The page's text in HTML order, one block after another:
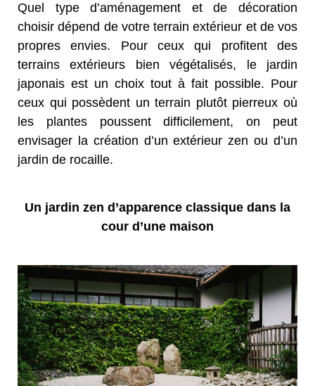
Quel type d’aménagement et de décoration
choisir dépend de votre terrain extérieur et de vos
propres envies. Pour ceux qui profitent des
terrains extérieurs bien végétalisés, le jardin
japonais est un choix tout à fait possible. Pour
ceux qui possèdent un terrain plutôt pierreux où
les plantes poussent difficilement, on peut
envisager la création d’un extérieur zen ou d’un
jardin de rocaille.
Un jardin zen d’apparence classique dans la
cour d’une maison